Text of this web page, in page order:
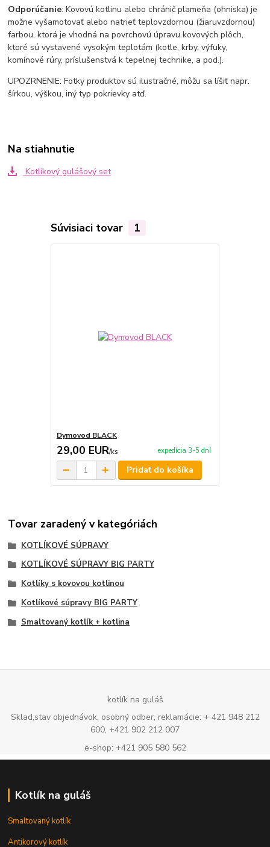
Odporúčanie: Kovovú kotlinu alebo chránič plameňa (ohniska) je
možne vyšamotovať alebo natrieť teplovzdornou (žiaruvzdornou)
farbou, ktorá je vhodná na povrchovú úpravu kovových plôch,
ktoré sú vystavené vysokým teplotám (kotle, krby, výfuky,
komínové rúry, príslušenstvá k tepelnej technike, a pod.).
UPOZRNENIE: Fotky produktov sú ilustračné, môžu sa líšiť napr.
šírkou, výškou, iný typ pokrievky atď.
Na stiahnutie
Kotlíkový gulášový set
Súvisiaci tovar 1
Dymovod BLACK
29,00 EUR/ks expedícia 3-5 dní
Pridať do košíka
Tovar zaradený v kategóriách
KOTLÍKOVÉ SÚPRAVY
KOTLÍKOVÉ SÚPRAVY BIG PARTY
Kotlíky s kovovou kotlinou
Kotlíkové súpravy BIG PARTY
Smaltovaný kotlík + kotlina
kotlík na guláš
Sklad,stav objednávok, osobný odber, reklamácie: + 421 948 212
600, +421 902 212 007
e-shop: +421 905 580 562
Kotlík na guláš
Smaltovaný kotlík
Antikorový kotlík